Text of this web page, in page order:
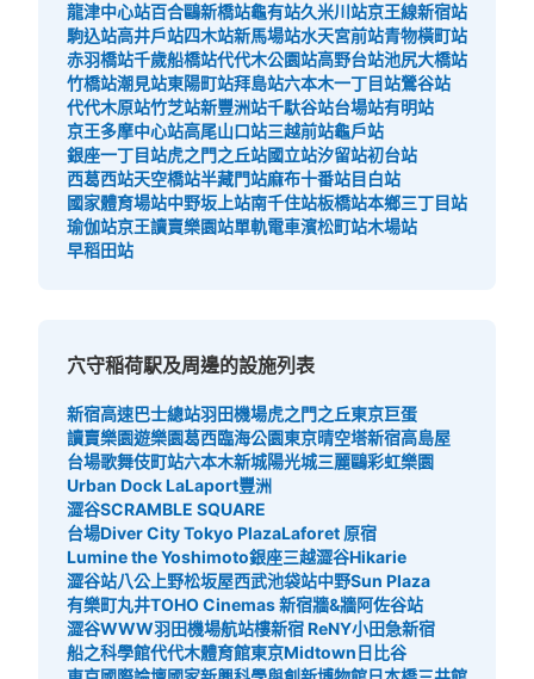
龍津中心站百合鷗新橋站龜有站久米川站京王線新宿站
駒込站高井戶站四木站新馬場站水天宮前站青物橫町站
赤羽橋站千歲船橋站代代木公園站高野台站池尻大橋站
竹橋站潮見站東陽町站拜島站六本木一丁目站鶯谷站
代代木原站竹芝站新豐洲站千馱谷站台場站有明站
京王多摩中心站高尾山口站三越前站龜戶站
銀座一丁目站虎之門之丘站國立站汐留站初台站
西葛西站天空橋站半藏門站麻布十番站目白站
國家體育場站中野坂上站南千住站板橋站本鄉三丁目站
瑜伽站京王讀賣樂園站單軌電車濱松町站木場站
早稻田站
穴守稲荷駅及周邊的設施列表
新宿高速巴士總站羽田機場虎之門之丘東京巨蛋
讀賣樂園遊樂園葛西臨海公園東京晴空塔新宿高島屋
台場歌舞伎町站六本木新城陽光城三麗鷗彩虹樂園
Urban Dock LaLaport豐洲
澀谷SCRAMBLE SQUARE
台場Diver City Tokyo PlazaLaforet 原宿
Lumine the Yoshimoto銀座三越澀谷Hikarie
澀谷站八公上野松坂屋西武池袋站中野Sun Plaza
有樂町丸井TOHO Cinemas 新宿牆&牆阿佐谷站
澀谷WWW羽田機場航站樓新宿 ReNY小田急新宿
船之科學館代代木體育館東京Midtown日比谷